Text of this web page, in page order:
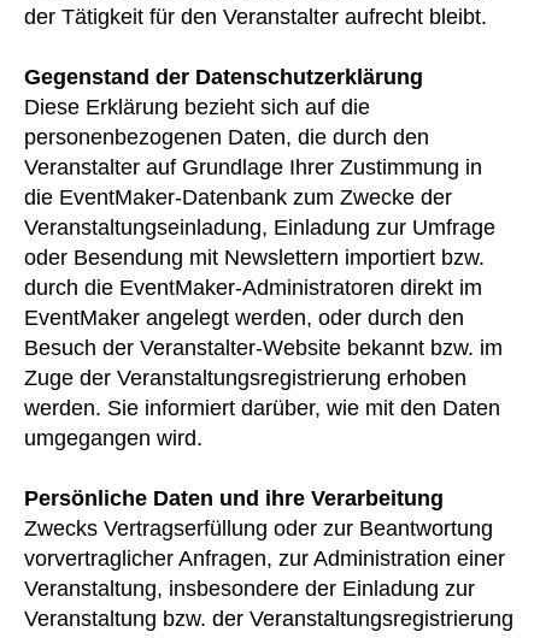
der Tätigkeit für den Veranstalter aufrecht bleibt.
Gegenstand der Datenschutzerklärung
Diese Erklärung bezieht sich auf die
personenbezogenen Daten, die durch den
Veranstalter auf Grundlage Ihrer Zustimmung in
die EventMaker-Datenbank zum Zwecke der
Veranstaltungseinladung, Einladung zur Umfrage
oder Besendung mit Newslettern importiert bzw.
durch die EventMaker-Administratoren direkt im
EventMaker angelegt werden, oder durch den
Besuch der Veranstalter-Website bekannt bzw. im
Zuge der Veranstaltungsregistrierung erhoben
werden. Sie informiert darüber, wie mit den Daten
umgegangen wird.
Persönliche Daten und ihre Verarbeitung
Zwecks Vertragserfüllung oder zur Beantwortung
vorvertraglicher Anfragen, zur Administration einer
Veranstaltung, insbesondere der Einladung zur
Veranstaltung bzw. der Veranstaltungsregistrierung